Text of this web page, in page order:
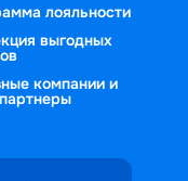
лояльности
выгодных
компании и